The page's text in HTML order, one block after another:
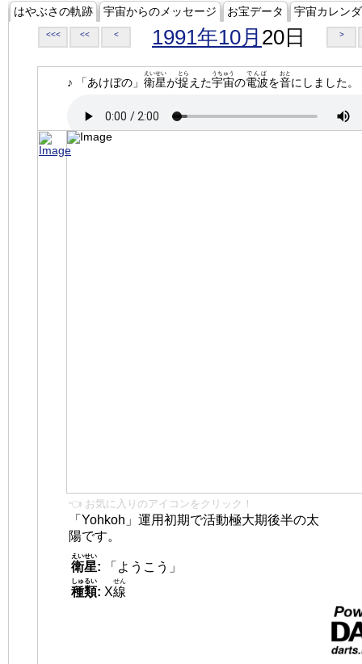
はやぶさの軌跡 宇宙からのメッセージ お宝データ 宇宙カレン
<<< << < 1991年10月 20日 >
♪ 「あけぼの」 衛星
えいせい
が捉
とら
えた宇宙
うちゅう
の電波
でんぱ
を音
おと
にしました。
👈 お気に入りのアイコンをクリック！
「Yohkoh」運用初期で活動極大期後半の太
陽です。
衛星
えいせい
:
「ようこう」
種類
しゅるい
: X線
せん